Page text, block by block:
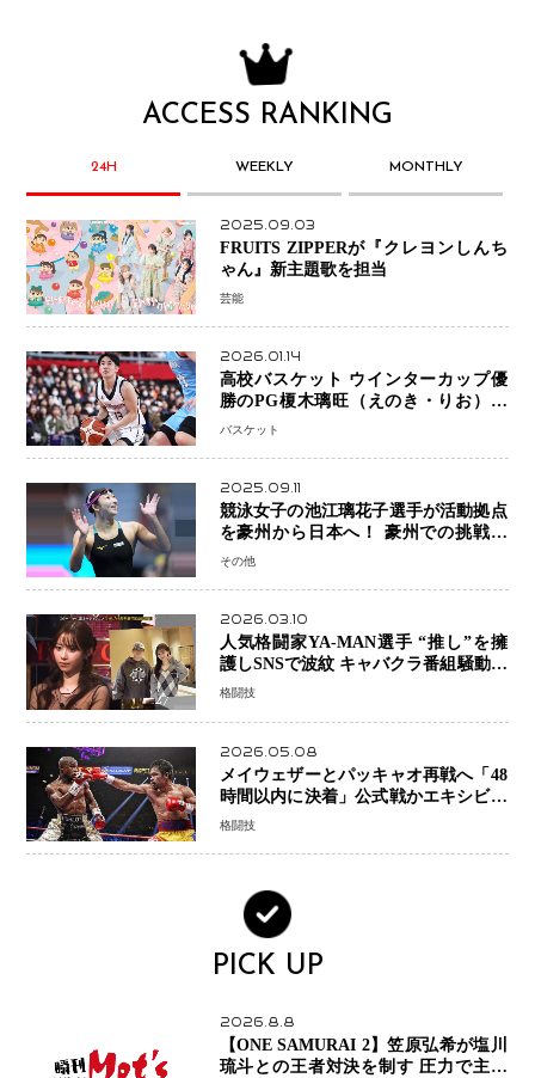
ACCESS RANKING
24H WEEKLY MONTHLY
2025.09.03
FRUITS ZIPPERが『クレヨンしんち
ゃん』新主題歌を担当
芸能
2026.01.14
高校バスケット ウインターカップ優
勝のPG榎木璃旺（えのき・りお）が
プロの現場へ―。
バスケット
2025.09.11
競泳女子の池江璃花子選手が活動拠点
を豪州から日本へ！ 豪州での挑戦を
糧に、28年ロサンゼルス五輪へ再始動
その他
2026.03.10
人気格闘家YA-MAN選手 “推し”を擁
護しSNSで波紋 キャバクラ番組騒動に
参戦…結果的にPR効果も？
格闘技
2026.05.08
メイウェザーとパッキャオ再戦へ「48
時間以内に決着」公式戦かエキシビシ
ョンか混迷続く
格闘技
PICK UP
2026.8.8
【ONE SAMURAI 2】笠原弘希が塩川
琉斗との王者対決を制す 圧力で主導